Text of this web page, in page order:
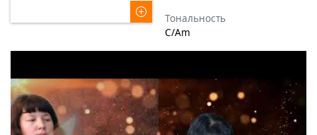
Тональность
C/Am